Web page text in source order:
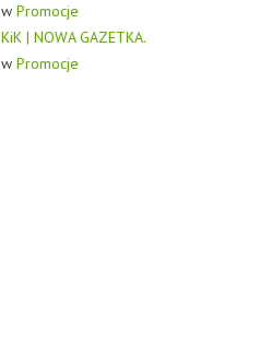
w Promocje
KiK | NOWA GAZETKA.
w Promocje